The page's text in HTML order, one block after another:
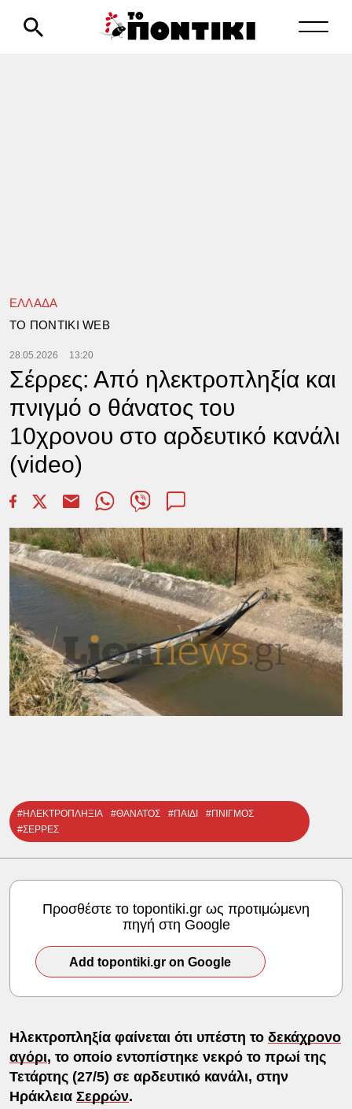
ΕΛΛΑΔΑ
TΟ ΠΟΝΤΙΚΙ WEB
28.05.2026 13:20
Σέρρες: Από ηλεκτροπληξία και
πνιγμό ο θάνατος του
10χρονου στο αρδευτικό κανάλι
(video)
#ΗΛΕΚΤΡΟΠΛΗΞΙΑ #ΘΑΝΑΤΟΣ #ΠΑΙΔΙ
#ΠΝΙΓΜΟΣ
#ΣΕΡΡΕΣ
Προσθέστε το topontiki.gr ως προτιμώμενη
πηγή στη Google
Add topontiki.gr on Google
Ηλεκτροπληξία φαίνεται ότι υπέστη το δεκάχρονο
αγόρι, το οποίο εντοπίστηκε νεκρό το πρωί της
Τετάρτης (27/5) σε αρδευτικό κανάλι, στην
Ηράκλεια Σερρών.